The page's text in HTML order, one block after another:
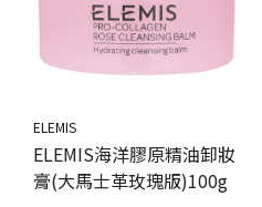
ELEMIS
ELEMIS海洋膠原精油卸妝
膏(大馬士革玫瑰版)100g